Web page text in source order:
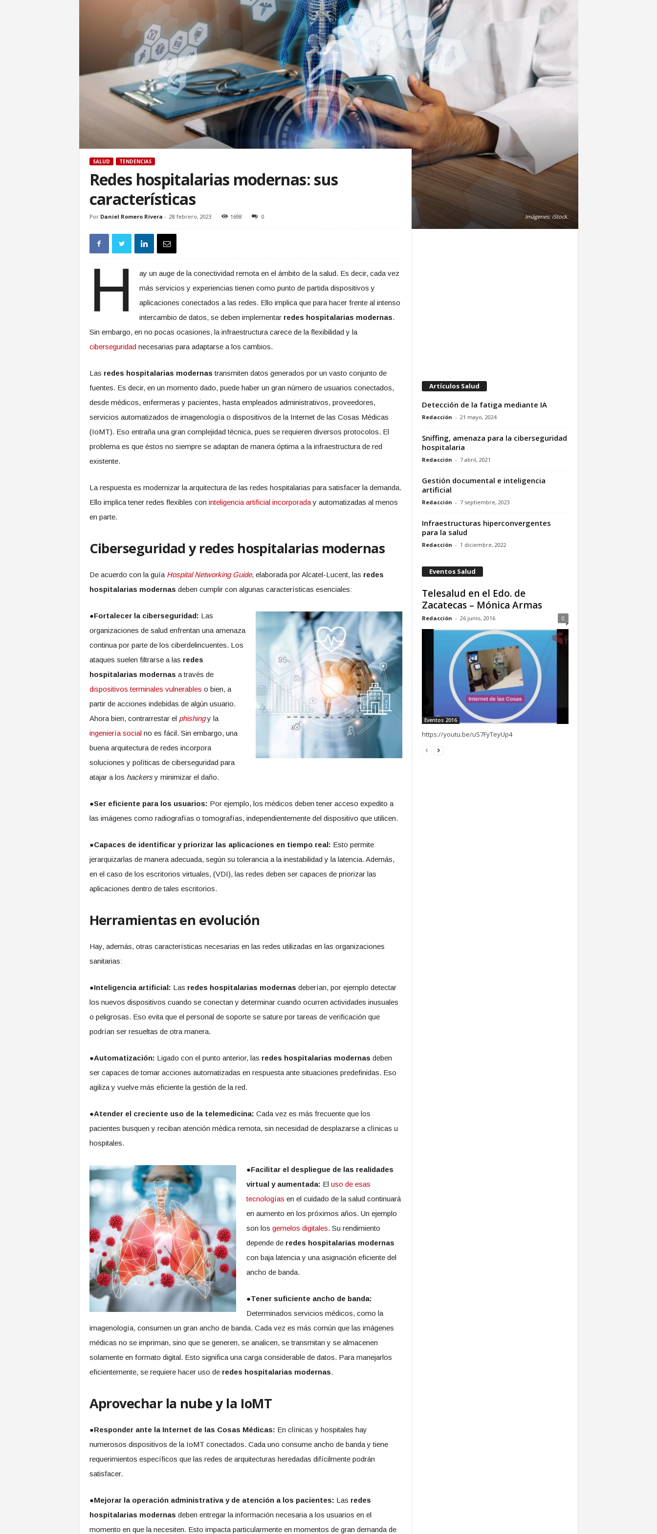
Imágenes: iStock.
SALUD TENDENCIAS
Redes hospitalarias modernas: sus
características
Por Daniel Romero Rivera - 28 febrero, 2023 1698 0
H
ay un auge de la conectividad remota en el ámbito de la salud. Es decir, cada vez
más servicios y experiencias tienen como punto de partida dispositivos y
aplicaciones conectados a las redes. Ello implica que para hacer frente al intenso
intercambio de datos, se deben implementar redes hospitalarias modernas.
Sin embargo, en no pocas ocasiones, la infraestructura carece de la flexibilidad y la
ciberseguridadnecesarias para adaptarse a los cambios.
Las redes hospitalarias modernas transmiten datos generados por un vasto conjunto de
fuentes. Es decir, en un momento dado, puede haber un gran número de usuarios conectados,
desde médicos, enfermeras y pacientes, hasta empleados administrativos, proveedores,
servicios automatizados de imagenología o dispositivos de la Internet de las Cosas Médicas
(IoMT). Eso entraña una gran complejidad técnica, pues se requieren diversos protocolos. El
problema es que éstos no siempre se adaptan de manera óptima a la infraestructura de red
existente.
La respuesta es modernizar la arquitectura de las redes hospitalarias para satisfacer la demanda.
Ello implica tener redes flexibles con inteligencia artificial incorporaday automatizadas al menos
en parte.
Ciberseguridad y redes hospitalarias modernas
De acuerdo con la guía Hospital Networking Guide, elaborada por Alcatel-Lucent, las redes
hospitalarias modernas deben cumplir con algunas características esenciales:
●Fortalecer la ciberseguridad: Las
organizaciones de salud enfrentan una amenaza
continua por parte de los ciberdelincuentes. Los
ataques suelen filtrarse a las redes
hospitalarias modernas a través de
dispositivos terminales vulnerables o bien, a
partir de acciones indebidas de algún usuario.
Ahora bien, contrarrestar el phishingy la
ingeniería socialno es fácil. Sin embargo, una
buena arquitectura de redes incorpora
soluciones y políticas de ciberseguridad para
atajar a los hackersy minimizar el daño.
●Ser eficiente para los usuarios: Por ejemplo, los médicos deben tener acceso expedito a
las imágenes como radiografías o tomografías, independientemente del dispositivo que utilicen.
●Capaces de identificar y priorizar las aplicaciones en tiempo real: Esto permite
jerarquizarlas de manera adecuada, según su tolerancia a la inestabilidad y la latencia. Además,
en el caso de los escritorios virtuales, (VDI), las redes deben ser capaces de priorizar las
aplicaciones dentro de tales escritorios.
Herramientas en evolución
Hay, además, otras características necesarias en las redes utilizadas en las organizaciones
sanitarias:
●Inteligencia artificial: Las redes hospitalarias modernas deberían, por ejemplo detectar
los nuevos dispositivos cuando se conectan y determinar cuando ocurren actividades inusuales
o peligrosas. Eso evita que el personal de soporte se sature por tareas de verificación que
podrían ser resueltas de otra manera.
●Automatización: Ligado con el punto anterior, las redes hospitalarias modernas deben
ser capaces de tomar acciones automatizadas en respuesta ante situaciones predefinidas. Eso
agiliza y vuelve más eficiente la gestión de la red.
●Atender el creciente uso de la telemedicina: Cada vez es más frecuente que los
pacientes busquen y reciban atención médica remota, sin necesidad de desplazarse a clínicas u
hospitales.
●Facilitar el despliegue de las realidades
virtual y aumentada: El uso de esas
tecnologías en el cuidado de la salud continuará
en aumento en los próximos años. Un ejemplo
son los gemelos digitales. Su rendimiento
depende de redes hospitalarias modernas
con baja latencia y una asignación eficiente del
ancho de banda.
●Tener suficiente ancho de banda:
Determinados servicios médicos, como la
imagenología, consumen un gran ancho de banda. Cada vez es más común que las imágenes
médicas no se impriman, sino que se generen, se analicen, se transmitan y se almacenen
solamente en formato digital. Esto significa una carga considerable de datos. Para manejarlos
eficientemente, se requiere hacer uso de redes hospitalarias modernas.
Aprovechar la nube y la IoMT
●Responder ante la Internet de las Cosas Médicas: En clínicas y hospitales hay
numerosos dispositivos de la IoMT conectados. Cada uno consume ancho de banda y tiene
requerimientos específicos que las redes de arquitecturas heredadas difícilmente podrán
satisfacer.
●Mejorar la operación administrativa y de atención a los pacientes: Las redes
hospitalarias modernas deben entregar la información necesaria a los usuarios en el
momento en que la necesiten. Esto impacta particularmente en momentos de gran demanda de
Artículos Salud
Detección de la fatiga mediante IA
Redacción - 21 mayo, 2024
Sniffing, amenaza para la ciberseguridad
hospitalaria
Redacción - 7 abril, 2021
Gestión documental e inteligencia
artificial
Redacción - 7 septiembre, 2023
Infraestructuras hiperconvergentes
para la salud
Redacción - 1 diciembre, 2022
Eventos Salud
Telesalud en el Edo. de
Zacatecas – Mónica Armas
Redacción - 26 junio, 2016 0
Eventos 2016
https://youtu.be/uS7FyTeyUp4